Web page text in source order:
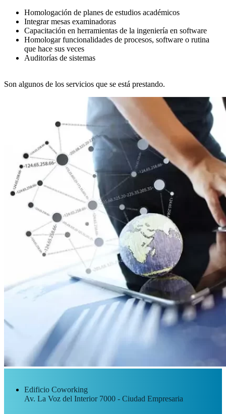
Homologación de planes de estudios académicos
Integrar mesas examinadoras
Capacitación en herramientas de la ingeniería en software
Homologar funcionalidades de procesos, software o rutina
que hace sus veces
Auditorías de sistemas
Son algunos de los servicios que se está prestando.
Edificio Coworking
Av. La Voz del Interior 7000 - Ciudad Empresaria